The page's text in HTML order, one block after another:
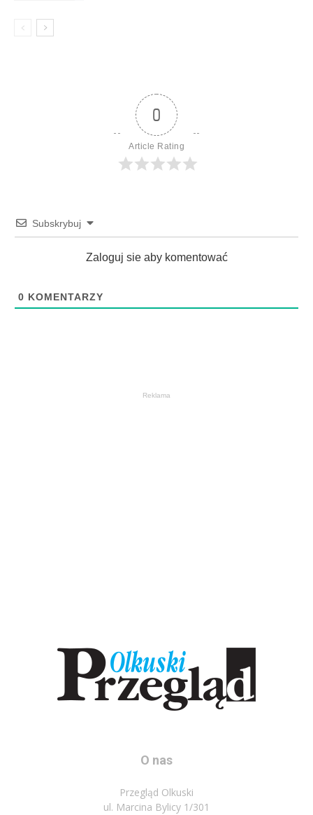
0
Article Rating
Subskrybuj
Zaloguj sie aby komentować
0 KOMENTARZY
Reklama
O nas
Przegląd Olkuski
ul. Marcina Bylicy 1/301